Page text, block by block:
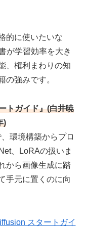
的に使いたいな
が学習効率を大き
、権利まわりの知
の強みです。
トガイド』(白井暁
)
環境構築からプロ
、LoRAの扱いま
から画像生成に踏
手元に置くのに向
スタートガイ